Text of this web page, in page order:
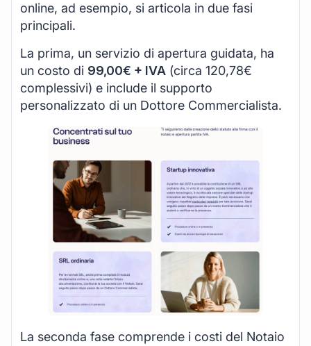
online, ad esempio, si articola in due fasi
principali.
La prima, un servizio di apertura guidata, ha
un costo di 99,00€ + IVA (circa 120,78€
complessivi) e include il supporto
personalizzato di un Dottore Commercialista.
La seconda fase comprende i costi del Notaio